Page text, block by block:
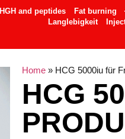
HGH and peptides Fat burning
Langlebigkeit
Home» HCG 5000iu für
HCG